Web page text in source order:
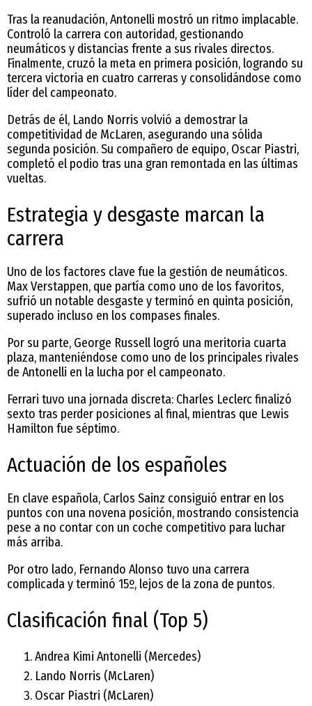
Tras la reanudación, Antonelli mostró un ritmo implacable.
Controló la carrera con autoridad, gestionando
neumáticos y distancias frente a sus rivales directos.
Finalmente, cruzó la meta en primera posición, logrando su
tercera victoria en cuatro carreras y consolidándose como
líder del campeonato.
Detrás de él, Lando Norris volvió a demostrar la
competitividad de McLaren, asegurando una sólida
segunda posición. Su compañero de equipo, Oscar Piastri,
completó el podio tras una gran remontada en las últimas
vueltas.
Estrategia y desgaste marcan la
carrera
Uno de los factores clave fue la gestión de neumáticos.
Max Verstappen, que partía como uno de los favoritos,
sufrió un notable desgaste y terminó en quinta posición,
superado incluso en los compases finales.
Por su parte, George Russell logró una meritoria cuarta
plaza, manteniéndose como uno de los principales rivales
de Antonelli en la lucha por el campeonato.
Ferrari tuvo una jornada discreta: Charles Leclerc finalizó
sexto tras perder posiciones al final, mientras que Lewis
Hamilton fue séptimo.
Actuación de los españoles
En clave española, Carlos Sainz consiguió entrar en los
puntos con una novena posición, mostrando consistencia
pese a no contar con un coche competitivo para luchar
más arriba.
Por otro lado, Fernando Alonso tuvo una carrera
complicada y terminó 15º, lejos de la zona de puntos.
Clasificación final (Top 5)
Andrea Kimi Antonelli (Mercedes)
Lando Norris (McLaren)
Oscar Piastri (McLaren)